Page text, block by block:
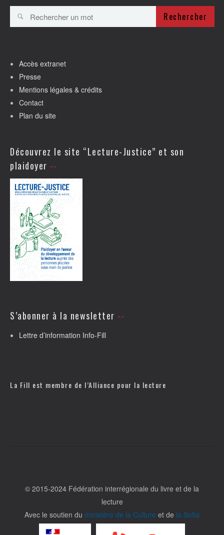
Rechercher
Accès extranet
Presse
Mentions légales & crédits
Contact
Plan du site
Découvrez le site “Lecture-Justice” et son
plaidoyer
S’abonner à la newsletter
Lettre d’information Info-Fill
La Fill est membre de l’Alliance pour la lecture
© 2015-2024 Fédération interrégionale du livre et de la
lecture
Avec le soutien du ministère de la Culture et de la Sofia